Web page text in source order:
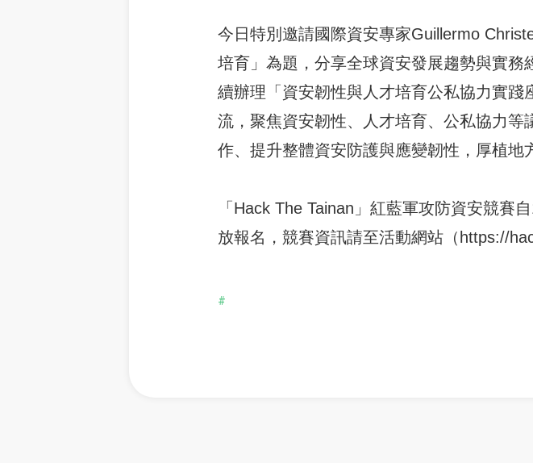
今日特別邀請國際資安專家Guillermo
培育」為題，分享全球資安發展趨勢與實
續辦理「資安韌性與人才培育公私協力實
流，聚焦資安韌性、人才培育、公私協力
作、提升整體資安防護與應變韌性，厚植地
「Hack The Tainan」紅藍軍攻防資安競賽
放報名，競賽資訊請至活動網站（https://
#